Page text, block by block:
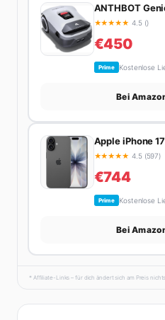
ANTHBOT
★★★★★ 4.5 ()
€450
Prime Kostenlose
Bei
Apple iPhone
★★★★★ 4.5 (597)
€744
Prime Kostenlose
Bei
* Affiliate-Links – für dich ändert sich am Preis nichts.